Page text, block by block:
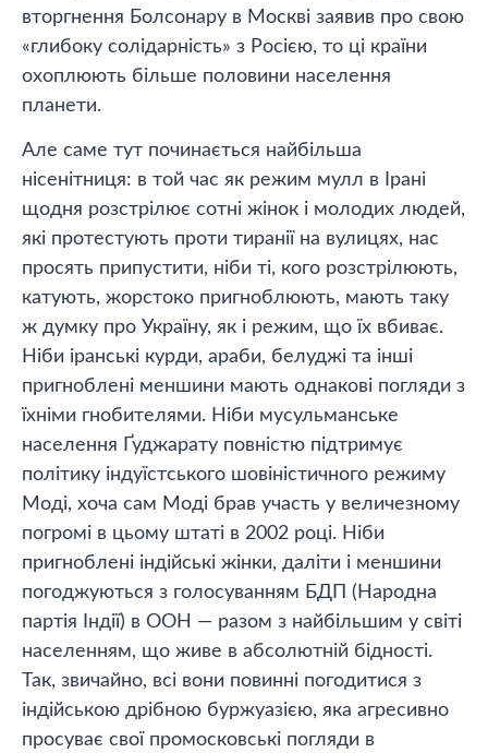
вторгнення Болсонару в Москві заявив про свою
«глибоку солідарність» з Росією, то ці країни
охоплюють більше половини населення
планети.
Але саме тут починається найбільша
нісенітниця: в той час як режим мулл в Ірані
щодня розстрілює сотні жінок і молодих людей,
які протестують проти тиранії на вулицях, нас
просять припустити, ніби ті, кого розстрілюють,
катують, жорстоко пригноблюють, мають таку
ж думку про Україну, як і режим, що їх вбиває.
Ніби іранські курди, араби, белуджі та інші
пригноблені меншини мають однакові погляди з
їхніми гнобителями. Ніби мусульманське
населення Ґуджарату повністю підтримує
політику індуїстського шовіністичного режиму
Моді, хоча сам Моді брав участь у величезному
погромі в цьому штаті в 2002 році. Ніби
пригноблені індійські жінки, даліти і меншини
погоджуються з голосуванням БДП (Народна
партія Індії) в ООН — разом з найбільшим у світі
населенням, що живе в абсолютній бідності.
Так, звичайно, всі вони повинні погодитися з
індійською дрібною буржуазією, яка агресивно
просуває свої промосковські погляди в